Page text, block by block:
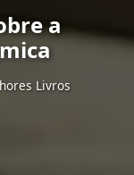
a
Livros